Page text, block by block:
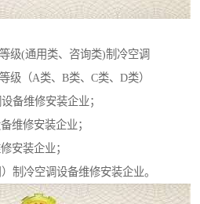
级(通用类、咨询类)制冷空调
级（A类、B类、C类、D类）
备维修安装企业；
维修安装企业；
安装企业；
制冷空调设备维修安装企业。